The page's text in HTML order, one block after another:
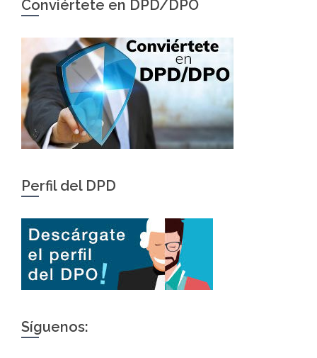
Conviértete en DPD/DPO
Perfil del DPD
Síguenos: